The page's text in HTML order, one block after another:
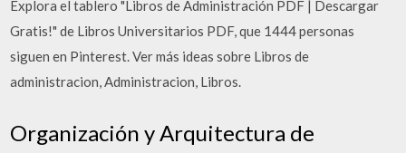
Explora el tablero "Libros de Administración PDF | Descargar
Gratis!" de Libros Universitarios PDF, que 1444 personas
siguen en Pinterest. Ver más ideas sobre Libros de
administracion, Administracion, Libros.
Organización y Arquitectura de